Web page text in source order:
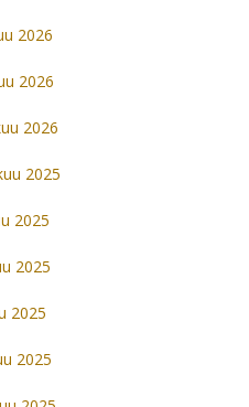
2026
2026
2026
2025
2025
2025
2025
2025